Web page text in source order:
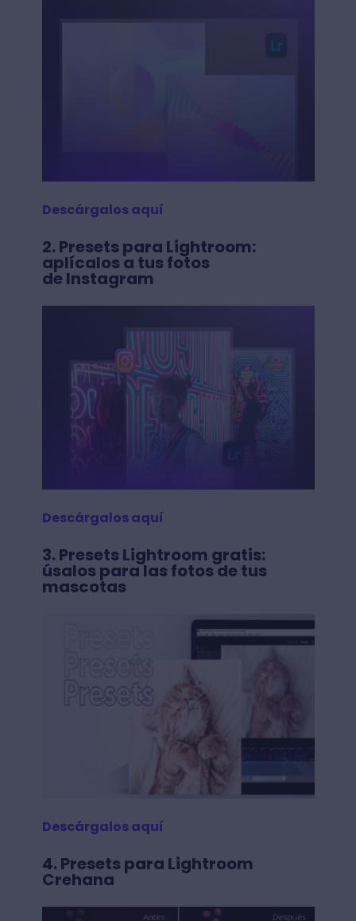
Descárgalos aquí
2. Presets para Lightroom:
aplícalos a tus fotos
de Instagram
Descárgalos aquí
3. Presets Lightroom gratis:
úsalos para las fotos de tus
mascotas
Descárgalos aquí
4. Presets para Lightroom
Crehana